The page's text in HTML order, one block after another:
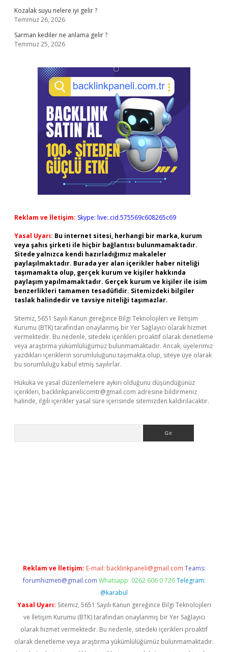
Kozalak suyu nelere iyi gelir ?
Temmuz 26, 2026
Sarman kediler ne anlama gelir ?
Temmuz 25, 2026
Reklam ve İletişim: Skype: live:.cid.575569c608265c69
Yasal Uyarı: Bu internet sitesi, herhangi bir marka, kurum
veya şahıs şirketi ile hiçbir bağlantısı bulunmamaktadır.
Sitede yalnızca kendi hazırladığımız makaleler
paylaşılmaktadır. Burada yer alan içerikler haber niteliği
taşımamakta olup, gerçek kurum ve kişiler hakkında
paylaşım yapılmamaktadır. Gerçek kurum ve kişiler ile isim
benzerlikleri tamamen tesadüfidir. Sitemizdeki bilgiler
taslak halindedir ve tavsiye niteliği taşımazlar.
Sitemiz, 5651 Sayılı Kanun gereğince Bilgi Teknolojileri ve İletişim
Kurumu (BTK) tarafından onaylanmış bir Yer Sağlayıcı olarak hizmet
vermektedir. Bu nedenle, sitedeki içerikleri proaktif olarak denetleme
veya araştırma yükümlülüğümüz bulunmamaktadır. Ancak, üyelerimiz
yazdıkları içeriklerin sorumluluğunu taşımakta olup, siteye üye olarak
bu sorumluluğu kabul etmiş sayılırlar.
Hukuka ve yasal düzenlemelere aykırı olduğunu düşündüğünüz
içerikleri, backlinkpanelicomtr@gmail.com adresine bildirmeniz
halinde, ilgili içerikler yasal süre içerisinde sitemizden kaldırılacaktır.
Reklam ve İletişim: E-mail: backlinkpaneli@gmail.com Teams:
forumhizmeti@gmail.com Whatsapp: 0262 606 0 726 Telegram:
@karabul
Yasal Uyarı: Sitemiz, 5651 Sayılı Kanun gereğince Bilgi Teknolojileri
ve İletişim Kurumu (BTK) tarafından onaylanmış bir Yer Sağlayıcı
olarak hizmet vermektedir. Bu nedenle, sitedeki içerikleri proaktif
olarak denetleme veya araştırma yükümlülüğümüz bulunmamaktadır.